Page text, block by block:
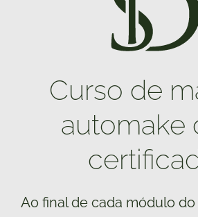
Curso de
automake
Ao final de cada módulo